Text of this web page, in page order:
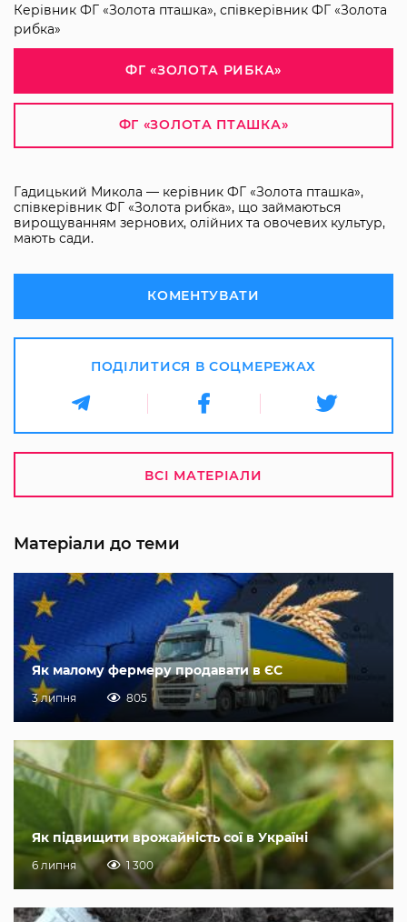
Керівник ФГ «Золота пташка», співкерівник ФГ «Золота
рибка»
ФГ «ЗОЛОТА РИБКА»
ФГ «ЗОЛОТА ПТАШКА»
Гадицький Микола — керівник ФГ «Золота пташка»,
співкерівник ФГ «Золота рибка», що займаються
вирощуванням зернових, олійних та овочевих культур,
мають сади.
КОМЕНТУВАТИ
ПОДІЛИТИСЯ В СОЦМЕРЕЖАХ
ВСІ МАТЕРІАЛИ
Матеріали до теми
Як малому фермеру продавати в ЄС
3 липня 805
Як підвищити врожайність сої в Україні
6 липня 1 300